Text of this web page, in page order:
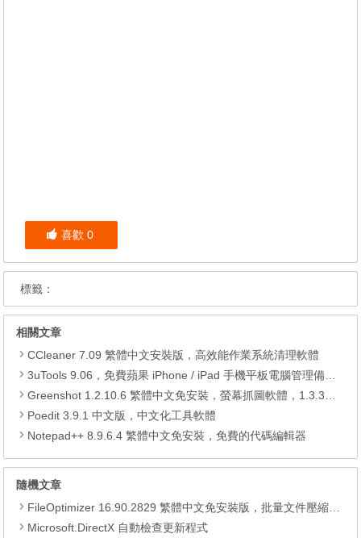
喜歡 0
標籤：
相關文章
CCleaner 7.09 繁體中文安裝版，高效能作業系統清理軟體
3uTools 9.06，免費蘋果 iPhone / iPad 手機平板電腦管理備份還原軟體
Greenshot 1.2.10.6 繁體中文免安裝，螢幕抓圖軟體，1.3.315 安裝版
Poedit 3.9.1 中文版，中文化工具軟體
Notepad++ 8.9.6.4 繁體中文免安裝，免費的代碼編輯器
隨機文章
FileOptimizer 16.90.2829 繁體中文免安裝版，批量文件壓縮優化工具，為MP3、圖片、Office檔案減肥
Microsoft.DirectX 自動檢查更新程式